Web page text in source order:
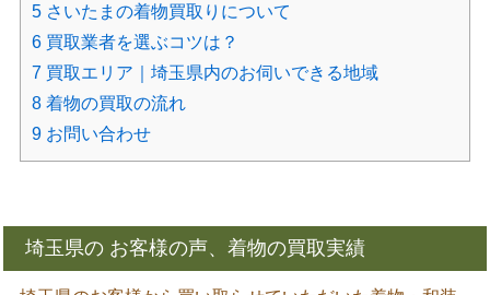
5 さいたまの着物買取りについて
6 買取業者を選ぶコツは？
7 買取エリア｜埼玉県内のお伺いできる地域
8 着物の買取の流れ
9 お問い合わせ
埼玉県の お客様の声、着物の買取実績